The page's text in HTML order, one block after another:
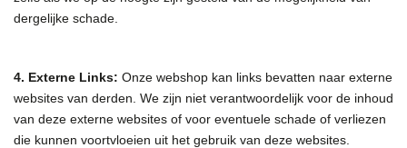
dergelijke schade.
4. Externe Links: Onze webshop kan links bevatten naar externe
websites van derden. We zijn niet verantwoordelijk voor de inhoud
van deze externe websites of voor eventuele schade of verliezen
die kunnen voortvloeien uit het gebruik van deze websites.